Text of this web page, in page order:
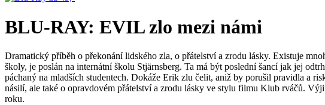
BLU-RAY: EVIL zlo mezi námi
Dramatický příběh o překonání lidského zla, o přátelství a zrodu lásky. Existuje
školy, je poslán na internátní školu Stjärnsberg. Ta má být poslední šancí jak jej
páchaný na mladších studentech. Dokáže Erik zlu čelit, aniž by porušil pravidla a
násilí, ale také o opravdovém přátelství a zrodu lásky ve stylu filmu Klub rváčů.
roku.